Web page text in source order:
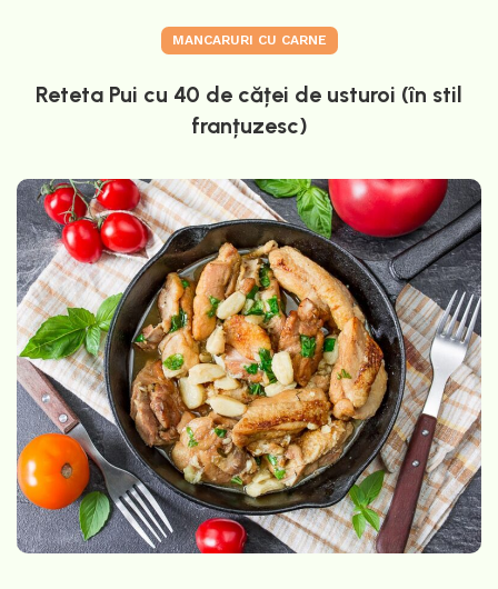
MANCARURI CU CARNE
Reteta Pui cu 40 de căței de usturoi (în stil
franțuzesc)